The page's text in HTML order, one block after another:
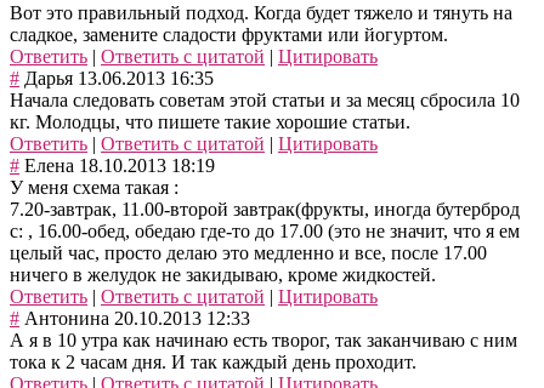
Вот это правильный подход. Когда будет тяжело и тянуть на
сладкое, замените сладости фруктами или йогуртом.
Ответить | Ответить с цитатой | Цитировать
# Дарья 13.06.2013 16:35
Начала следовать советам этой статьи и за месяц сбросила 10
кг. Молодцы, что пишете такие хорошие статьи.
Ответить | Ответить с цитатой | Цитировать
# Елена 18.10.2013 18:19
У меня схема такая :
7.20-завтрак, 11.00-второй завтрак(фрукты, иногда бутерброд
с: , 16.00-обед, обедаю где-то до 17.00 (это не значит, что я ем
целый час, просто делаю это медленно и все, после 17.00
ничего в желудок не закидываю, кроме жидкостей.
Ответить | Ответить с цитатой | Цитировать
# Антонина 20.10.2013 12:33
А я в 10 утра как начинаю есть творог, так заканчиваю с ним
тока к 2 часам дня. И так каждый день проходит.
Ответить | Ответить с цитатой | Цитировать